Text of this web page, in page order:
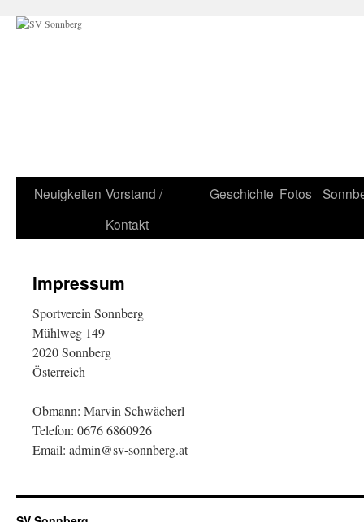
Zum
Neuigkeiten Vorstand /
Kontakt
Geschichte Fotos
Impressum
Sportverein Sonnberg
Mühlweg 149
2020 Sonnberg
Österreich
Obmann: Marvin Schwächerl
Telefon: 0676 6860926
Email: admin@sv-sonnberg.at